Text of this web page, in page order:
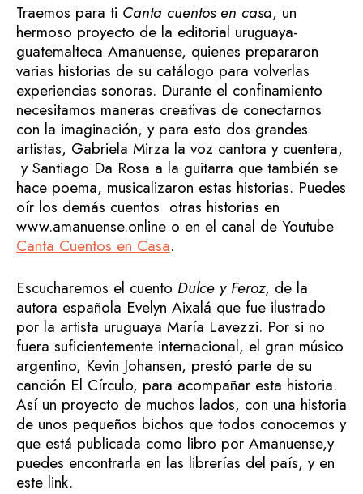
Traemos para ti Canta cuentos en casa, un
hermoso proyecto de la editorial uruguaya-
guatemalteca Amanuense, quienes prepararon
varias historias de su catálogo para volverlas
experiencias sonoras. Durante el confinamiento
necesitamos maneras creativas de conectarnos
con la imaginación, y para esto dos grandes
artistas, Gabriela Mirza la voz cantora y cuentera,
y Santiago Da Rosa a la guitarra que también se
hace poema, musicalizaron estas historias. Puedes
oír los demás cuentos otras historias en
www.amanuense.online o en el canal de Youtube
Canta Cuentos en Casa.
Escucharemos el cuento Dulce y Feroz, de la
autora española Evelyn Aixalá que fue ilustrado
por la artista uruguaya María Lavezzi. Por si no
fuera suficientemente internacional, el gran músico
argentino, Kevin Johansen, prestó parte de su
canción El Círculo, para acompañar esta historia.
Así un proyecto de muchos lados, con una historia
de unos pequeños bichos que todos conocemos y
que está publicada como libro por Amanuense,y
puedes encontrarla en las librerías del país, y en
este link.